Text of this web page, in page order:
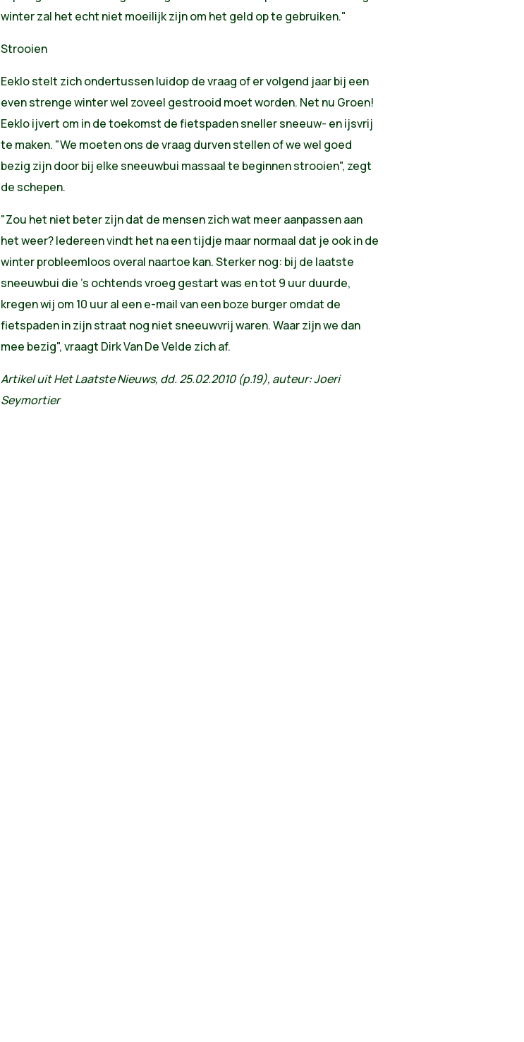
winter zal het echt niet moeilijk zijn om het geld op te gebruiken."
Strooien
Eeklo stelt zich ondertussen luidop de vraag of er volgend jaar bij een
even strenge winter wel zoveel gestrooid moet worden. Net nu Groen!
Eeklo ijvert om in de toekomst de fietspaden sneller sneeuw- en ijsvrij
te maken. "We moeten ons de vraag durven stellen of we wel goed
bezig zijn door bij elke sneeuwbui massaal te beginnen strooien", zegt
de schepen.
"Zou het niet beter zijn dat de mensen zich wat meer aanpassen aan
het weer? Iedereen vindt het na een tijdje maar normaal dat je ook in de
winter probleemloos overal naartoe kan. Sterker nog: bij de laatste
sneeuwbui die 's ochtends vroeg gestart was en tot 9 uur duurde,
kregen wij om 10 uur al een e-mail van een boze burger omdat de
fietspaden in zijn straat nog niet sneeuwvrij waren. Waar zijn we dan
mee bezig", vraagt Dirk Van De Velde zich af.
Artikel uit Het Laatste Nieuws, dd. 25.02.2010 (p.19), auteur: Joeri
Seymortier